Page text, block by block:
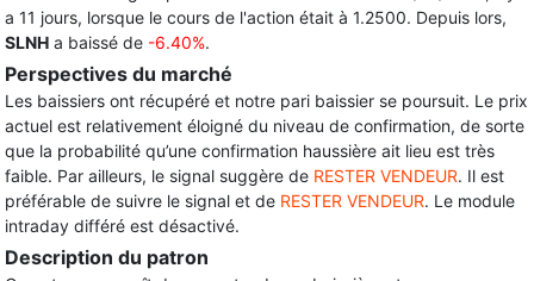
a 11 jours, lorsque le cours de l'action était à 1.2500. Depuis lors,
SLNH a baissé de -6.40%.
Perspectives du marché
Les baissiers ont récupéré et notre pari baissier se poursuit. Le prix
actuel est relativement éloigné du niveau de confirmation, de sorte
que la probabilité qu’une confirmation haussière ait lieu est très
faible. Par ailleurs, le signal suggère de RESTER VENDEUR. Il est
préférable de suivre le signal et de RESTER VENDEUR. Le module
intraday différé est désactivé.
Description du patron